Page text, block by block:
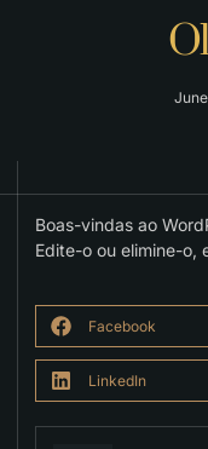
Boas-vindas ao
Edite-o ou elimine-o,
Facebook
LinkedIn